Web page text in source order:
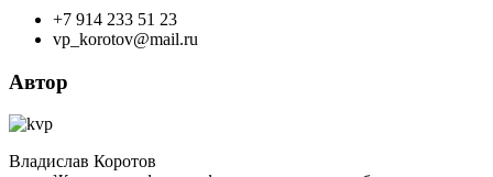
+7 914 233 51 23
vp_korotov@mail.ru
Автор
Владислав Коротов